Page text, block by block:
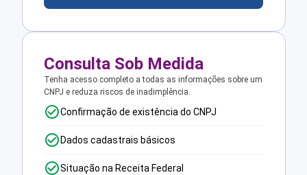
Consulta Sob Medida
Tenha acesso completo a todas as informações sobre um
CNPJ e reduza riscos de inadimplência.
Confirmação de existência do CNPJ
Dados cadastrais básicos
Situação na Receita Federal